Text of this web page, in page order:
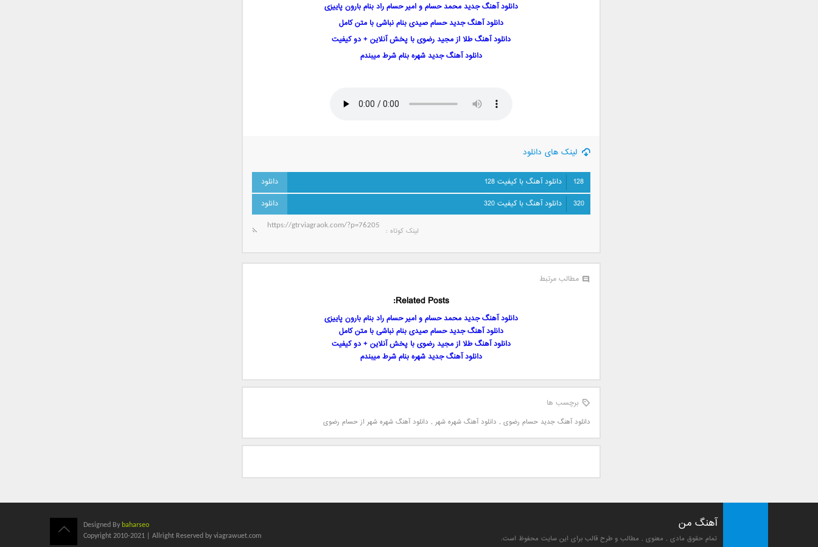
دانلود آهنگ جدید محمد حسام و امیر حسام راد بنام بارون پاییزی
دانلود آهنگ جدید حسام صیدی بنام نباشی با متن کامل
دانلود آهنگ طلا از مجید رضوی با پخش آنلاین + دو کیفیت
دانلود آهنگ جدید شهره بنام شرط میبندم
لینک های دانلود
128
دانلود آهنگ با کیفیت 128
320
دانلود آهنگ با کیفیت 320
لینک کوتاه‌ :
مطالب مرتبط
Related Posts:
دانلود آهنگ جدید محمد حسام و امیر حسام راد بنام بارون پاییزی
دانلود آهنگ جدید حسام صیدی بنام نباشی با متن کامل
دانلود آهنگ طلا از مجید رضوی با پخش آنلاین + دو کیفیت
دانلود آهنگ جدید شهره بنام شرط میبندم
برچسب ها
دانلود آهنگ جدید حسام رضوی , دانلود آهنگ شهره شهر, دانلود آهنگ شهره شهر از حسام رضوی
علی بابا
آهنگ من
تمام حقوق مادی , معنوی , مطالب و طرح قالب برای این سایت محفوظ است.
Designed By baharseo
Copyright 2010-2021 | Allright Reserved by viagrawuet.com